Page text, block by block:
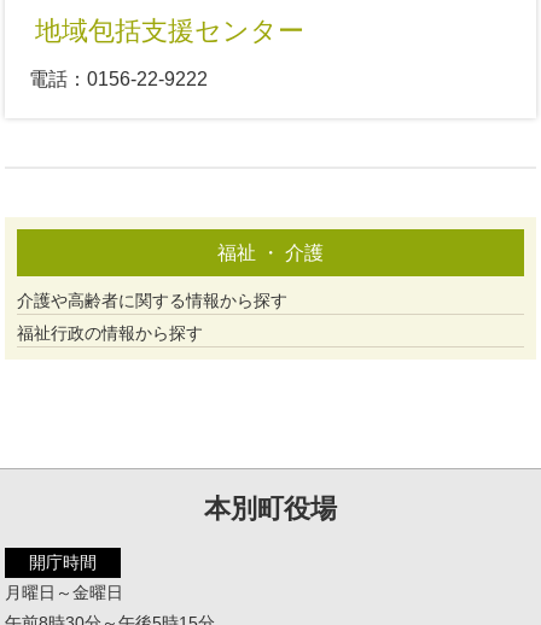
地域包括支援センター
電話：0156-22-9222
福祉 ・ 介護
介護や高齢者に関する情報から探す
福祉行政の情報から探す
本別町役場
開庁時間
月曜日～金曜日